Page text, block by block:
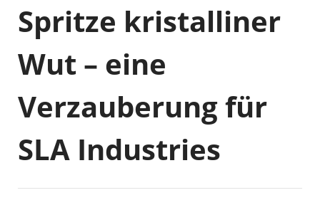
Spritze kristalliner
Wut – eine
Verzauberung für
SLA Industries